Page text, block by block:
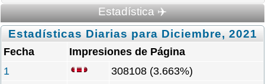
Estadística ✈️
Estadísticas Diarias para Diciembre, 2021
Fecha
Impresiones de Página
1
308108 (3.663%)